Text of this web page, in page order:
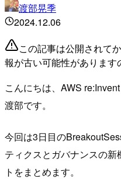
渡部晃季
2024.12.06
この記事は公開されて
報が古い可能性があります
こんにちは、AWS
渡部です。
今回は3日目の
ティクスとガバナンスの
トをまとめます。